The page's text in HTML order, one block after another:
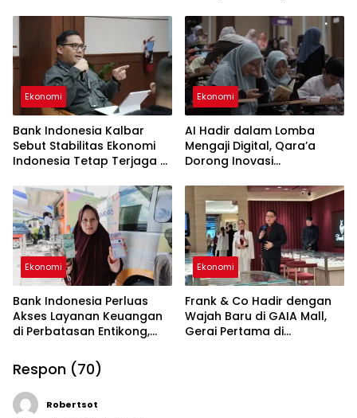
Ekonomi
Bank Indonesia Kalbar
Sebut Stabilitas Ekonomi
Indonesia Tetap Terjaga di
Global
Ekonomi
AI Hadir dalam Lomba
Mengaji Digital, Qara’a
Dorong Inovasi
Indonesia
Ekonomi
Bank Indonesia Perluas
Akses Layanan Keuangan
di Perbatasan Entikong,
Andalan
Ekonomi
Frank & Co Hadir dengan
Wajah Baru di GAIA Mall,
Gerai Pertama di
Respon (70)
Robertsot